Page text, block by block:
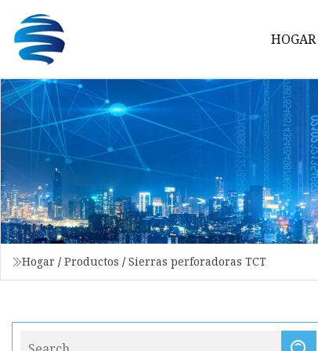
HOGAR
Hogar / Productos / Sierras perforadoras TCT